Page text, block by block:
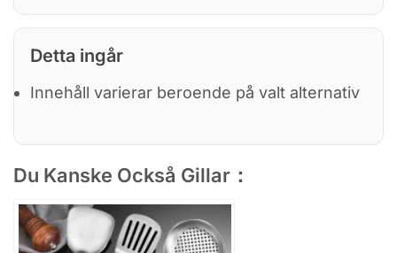
Detta ingår
Innehåll varierar beroende på valt alternativ
Du Kanske Också Gillar：